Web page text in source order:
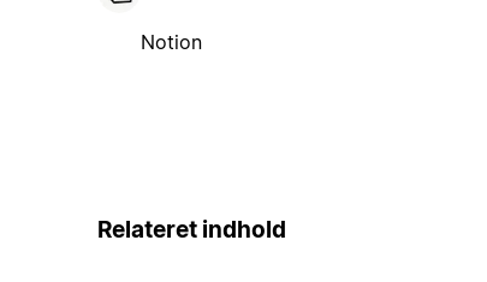
Notion
Relateret indhold